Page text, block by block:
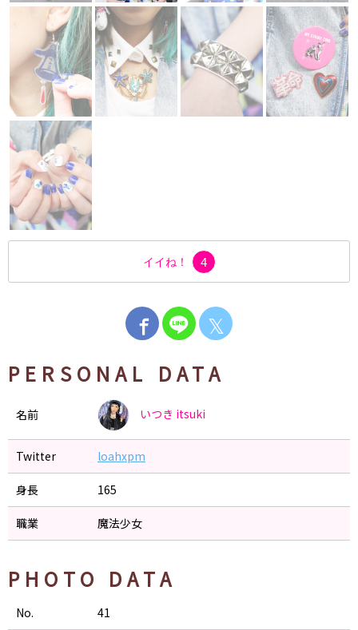
イイね！ 4
𝕏
PERSONAL DATA
名前 いつき itsuki
Twitter loahxpm
身長 165
職業 魔法少女
PHOTO DATA
No. 41